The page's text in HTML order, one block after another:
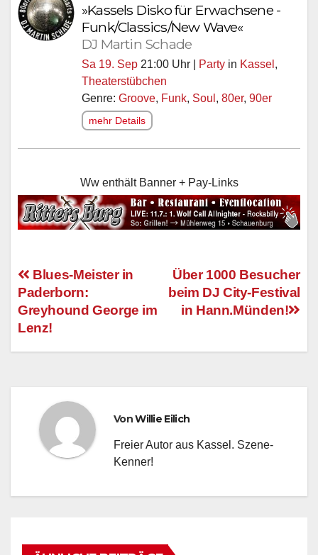
»Kassels Disko für Erwachsene -
Funk/Classics/New Wave«
DJ Martin Schade
Sa 19. Sep 21:00 Uhr | Party in Kassel ,
Theaterstübchen
Genre: Groove, Funk, Soul , 80er, 90er
mehr Details
Ww enthält Banner + Pay-Links
Beitragsnavigation
Über 1000 Besucher
beim DJ City-Festival
in Hann.Münden!
Blues-Meister in
Paderborn:
Greyhound George im
Lenz!
VonWillie Eilich
Freier Autor aus Kassel. Szene-
Kenner!